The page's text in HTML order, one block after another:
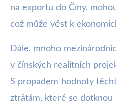
na exportu do Číny,
což může vést k
Dále, mnoho
v čínských realitních
S propadem hodnoty
ztrátám, které se dotknou